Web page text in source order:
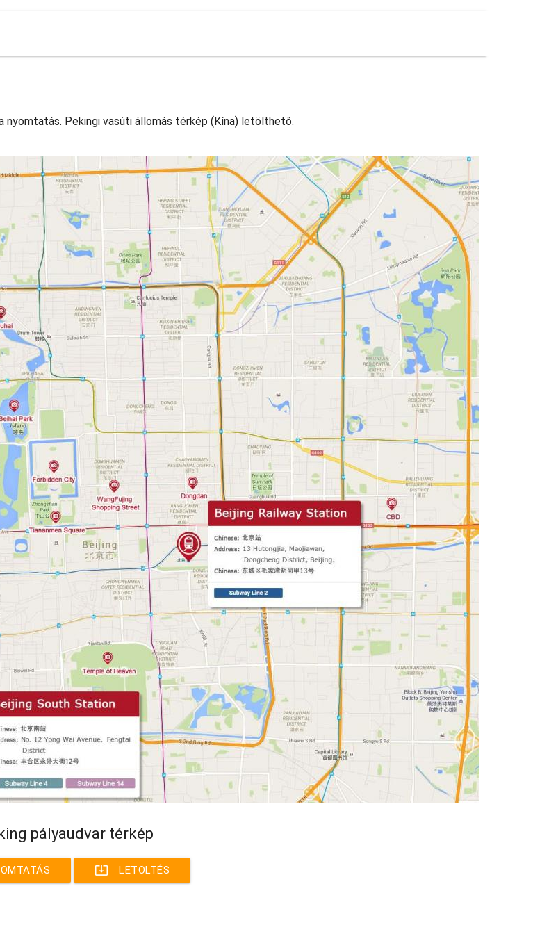
nyomtatás. Pekingi vasúti állomás térkép (Kína) letölthető.
pályaudvar térkép
system_update_alt LETÖLTÉS